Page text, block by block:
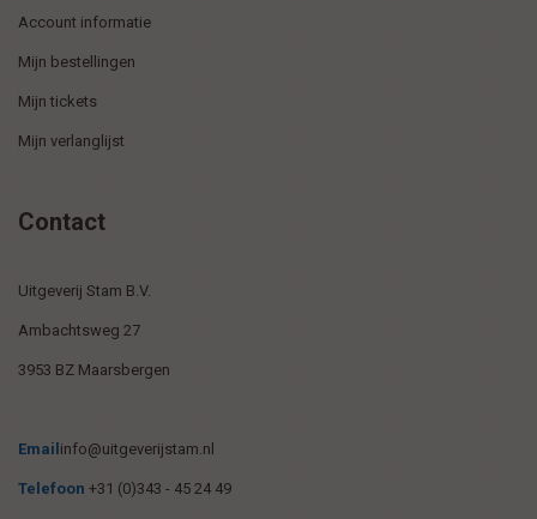
Account informatie
Mijn bestellingen
Mijn tickets
Mijn verlanglijst
Contact
Uitgeverij Stam B.V.
Ambachtsweg 27
3953 BZ Maarsbergen
Email info@uitgeverijstam.nl
Telefoon +31 (0)343 - 45 24 49